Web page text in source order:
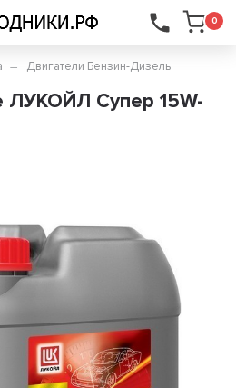
0
...
Двигатели Бензин-Дизель
ЛУКОЙЛ Супер 15W-